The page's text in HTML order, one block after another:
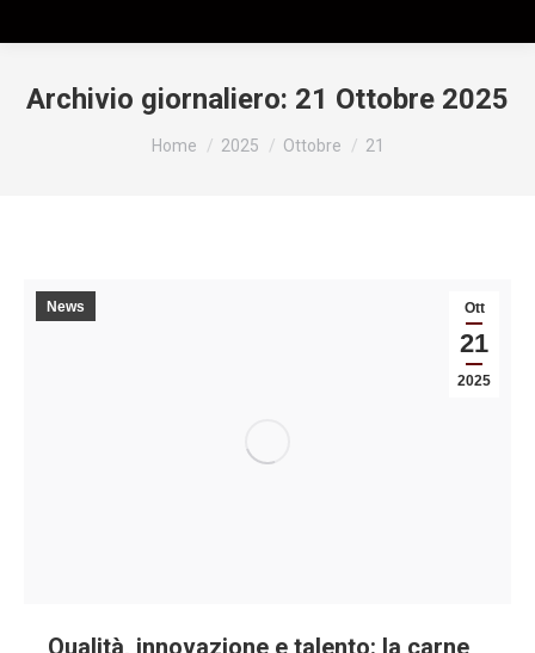
Archivio giornaliero: 21 Ottobre 2025
Tu sei qui:
Home 2025 Ottobre 21
Ott
21
2025
News
Qualità, innovazione e talento: la carne